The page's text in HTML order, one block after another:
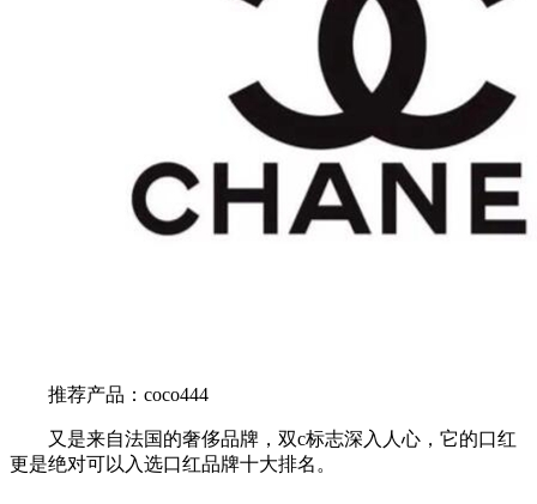
推荐产品：coco444
又是来自法国的奢侈品牌，双c标志深入人心，它的口红
更是绝对可以入选口红品牌十大排名。